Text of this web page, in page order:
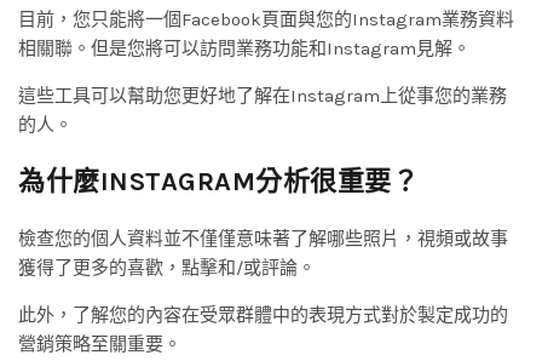
目前，您只能將一個Facebook頁面與您的Instagram業務資料
相關聯。但是您將可以訪問業務功能和Instagram見解。
這些工具可以幫助您更好地了解在Instagram上從事您的業務
的人。
為什麼INSTAGRAM分析很重要？
檢查您的個人資料並不僅僅意味著了解哪些照片，視頻或故事
獲得了更多的喜歡，點擊和/或評論。
此外，了解您的內容在受眾群體中的表現方式對於製定成功的
營銷策略至關重要。